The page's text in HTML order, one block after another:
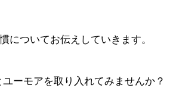
についてお伝えしていきます。
ーモアを取り入れてみませんか？